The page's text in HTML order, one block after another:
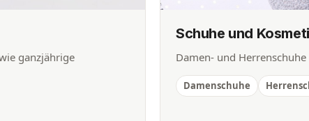
ganzjährige
Schuhe und
Damen- und
Damenschuhe